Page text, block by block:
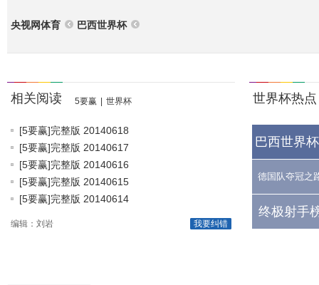
央视网体育 巴西世界杯
相关阅读 5要赢 世界杯
[5要赢]完整版 20140618
[5要赢]完整版 20140617
[5要赢]完整版 20140616
[5要赢]完整版 20140615
[5要赢]完整版 20140614
我要纠错
编辑：刘岩
世界杯热点
巴西世界
德国队夺冠之
终极射手